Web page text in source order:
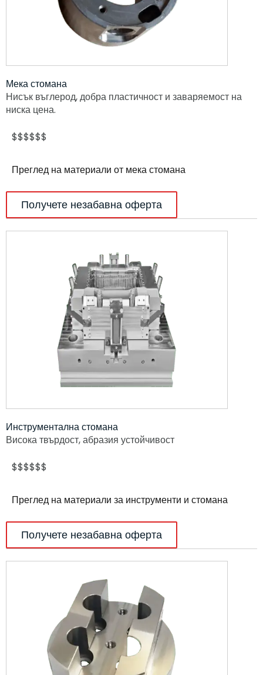
Мека стомана
Нисък въглерод, добра пластичност и заваряемост на
ниска цена.
$$$$$$
Преглед на материали от мека стомана
Получете незабавна оферта
Инструментална стомана
Висока твърдост, абразия устойчивост
$$$$$$
Преглед на материали за инструменти и стомана
Получете незабавна оферта